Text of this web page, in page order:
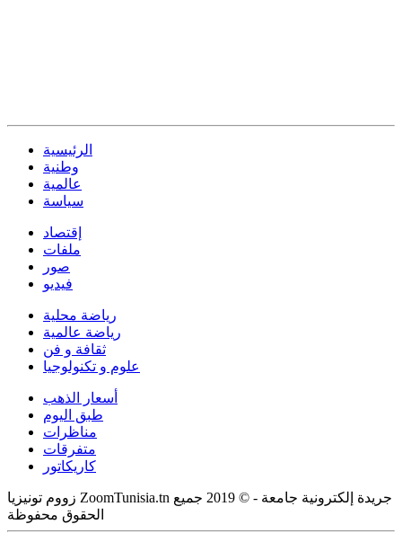
الرئيسية
وطنية
عالمية
سياسة
إقتصاد
ملفات
صور
فيديو
رياضة محلية
رياضة عالمية
ثقافة و فن
علوم و تكنولوجيا
أسعار الذهب
طبق اليوم
مناظرات
متفرقات
كاريكاتور
زووم تونيزيا ZoomTunisia.tn جريدة إلكترونية جامعة - © 2019 جميع
الحقوق محفوظة